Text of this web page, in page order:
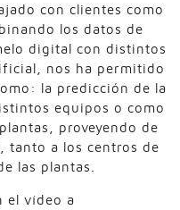
con clientes como
los datos de
digital con distintos
nos ha permitido
la predicción de la
equipos o como
proveyendo de
tanto a los centros de
las plantas.
el vídeo a